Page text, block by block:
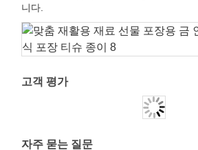
니다.
고객 평가
자주 묻는 질문